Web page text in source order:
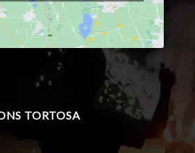
TORTOSA